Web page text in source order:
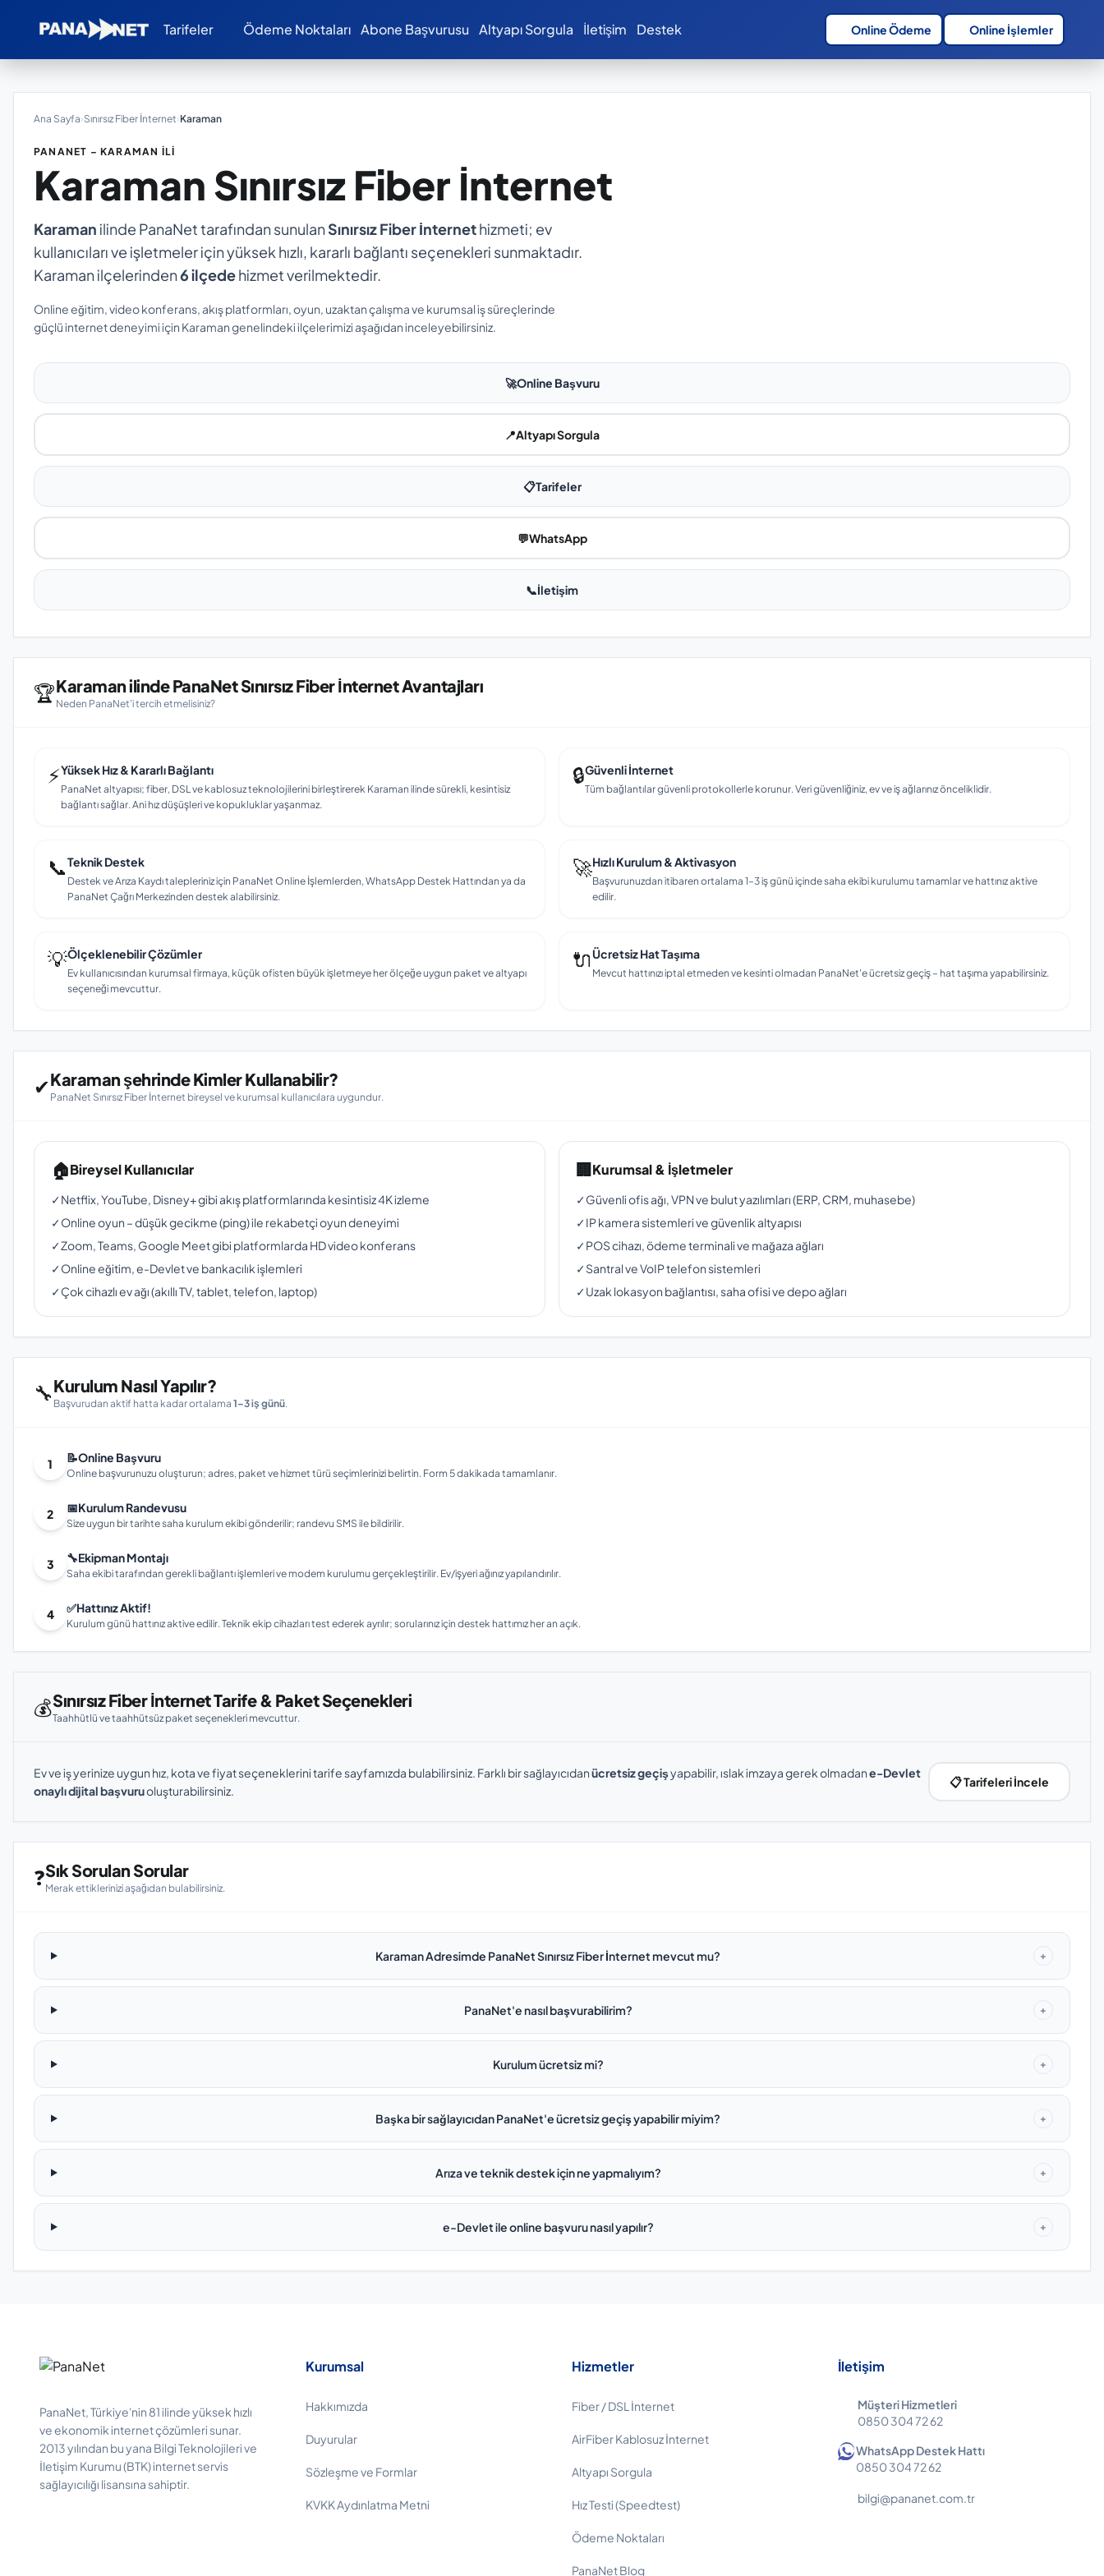
Tarifeler Ödeme Noktaları Abone Başvurusu Altyapı Sorgula İletişim Destek Online Ödeme Online İşlemler
Ana Sayfa›Sınırsız Fiber İnternet›Karaman
PANANET – KARAMAN İLI
KaramanSınırsız Fiber İnternet
Karaman ilinde PanaNet tarafından sunulanSınırsız Fiber İnternethizmeti; ev
kullanıcıları ve işletmeler için yüksek hızlı, kararlı bağlantı seçenekleri sunmaktadır.
Karaman ilçelerinden6 ilçedehizmet verilmektedir.
Online eğitim, video konferans, akış platformları, oyun, uzaktan çalışma ve kurumsal iş süreçlerinde
güçlü internet deneyimi için Karaman genelindeki ilçelerimizi aşağıdan inceleyebilirsiniz.
🚀Online Başvuru
📍Altyapı Sorgula
📋Tarifeler
💬WhatsApp
📞İletişim
🏆Karaman ilinde PanaNet Sınırsız Fiber İnternet Avantajları
Neden PanaNet'i tercih etmelisiniz?
⚡Yüksek Hız & Kararlı Bağlantı
PanaNet altyapısı; fiber, DSL ve kablosuz teknolojilerini birleştirerek Karaman ilinde sürekli, kesintisiz
bağlantı sağlar. Ani hız düşüşleri ve kopukluklar yaşanmaz.
🔒Güvenli İnternet
Tüm bağlantılar güvenli protokollerle korunur. Veri güvenliğiniz, ev ve iş ağlarınız önceliklidir.
📞Teknik Destek
Destek ve Arıza Kaydı talepleriniz için PanaNet Online İşlemlerden, WhatsApp Destek Hattından ya da
PanaNet Çağrı Merkezinden destek alabilirsiniz.
🚀Hızlı Kurulum & Aktivasyon
Başvurunuzdan itibaren ortalama 1–3 iş günü içinde saha ekibi kurulumu tamamlar ve hattınız aktive
edilir.
💡Ölçeklenebilir Çözümler
Ev kullanıcısından kurumsal firmaya, küçük ofisten büyük işletmeye her ölçeğe uygun paket ve altyapı
seçeneği mevcuttur.
🔌Ücretsiz Hat Taşıma
Mevcut hattınızı iptal etmeden ve kesinti olmadan PanaNet'e ücretsiz geçiş – hat taşıma yapabilirsiniz.
✔Karaman şehrinde Kimler Kullanabilir?
PanaNet Sınırsız Fiber İnternet bireysel ve kurumsal kullanıcılara uygundur.
🏠Bireysel Kullanıcılar
✓Netflix, YouTube, Disney+ gibi akış platformlarında kesintisiz 4K izleme
✓Online oyun – düşük gecikme (ping) ile rekabetçi oyun deneyimi
✓Zoom, Teams, Google Meet gibi platformlarda HD video konferans
✓Online eğitim, e-Devlet ve bankacılık işlemleri
✓Çok cihazlı ev ağı (akıllı TV, tablet, telefon, laptop)
🏢Kurumsal & İşletmeler
✓Güvenli ofis ağı, VPN ve bulut yazılımları (ERP, CRM, muhasebe)
✓IP kamera sistemleri ve güvenlik altyapısı
✓POS cihazı, ödeme terminali ve mağaza ağları
✓Santral ve VoIP telefon sistemleri
✓Uzak lokasyon bağlantısı, saha ofisi ve depo ağları
🔧Kurulum Nasıl Yapılır?
Başvurudan aktif hatta kadar ortalama 1–3 iş günü.
1 📝Online Başvuru
Online başvurunuzu oluşturun; adres, paket ve hizmet türü seçimlerinizi belirtin. Form 5 dakikada tamamlanır.
2 📅Kurulum Randevusu
Size uygun bir tarihte saha kurulum ekibi gönderilir; randevu SMS ile bildirilir.
3 🔧Ekipman Montajı
Saha ekibi tarafından gerekli bağlantı işlemleri ve modem kurulumu gerçekleştirilir. Ev/işyeri ağınız yapılandırılır.
4 ✅Hattınız Aktif!
Kurulum günü hattınız aktive edilir. Teknik ekip cihazları test ederek ayrılır; sorularınız için destek hattımız her an açık.
💰Sınırsız Fiber İnternet Tarife & Paket Seçenekleri
Taahhütlü ve taahhütsüz paket seçenekleri mevcuttur.
Ev ve iş yerinize uygun hız, kota ve fiyat seçeneklerini tarife sayfamızda bulabilirsiniz. Farklı bir sağlayıcıdanücretsiz geçişyapabilir, ıslak imzaya gerek olmadane-Devlet
onaylı dijital başvuruoluşturabilirsiniz.
📋 Tarifeleri İncele
❓Sık Sorulan Sorular
Merak ettiklerinizi aşağıdan bulabilirsiniz.
Karaman Adresimde PanaNet Sınırsız Fiber İnternet mevcut mu? +
PanaNet'e nasıl başvurabilirim? +
Kurulum ücretsiz mi? +
Başka bir sağlayıcıdan PanaNet'e ücretsiz geçiş yapabilir miyim? +
Arıza ve teknik destek için ne yapmalıyım? +
e-Devlet ile online başvuru nasıl yapılır? +
PanaNet, Türkiye'nin 81 ilinde yüksek hızlı
ve ekonomik internet çözümleri sunar.
2013 yılından bu yana Bilgi Teknolojileri ve
İletişim Kurumu (BTK) internet servis
sağlayıcılığı lisansına sahiptir.
Kurumsal
Hakkımızda
Duyurular
Sözleşme ve Formlar
KVKK Aydınlatma Metni
Hizmetler
Fiber / DSL İnternet
AirFiber Kablosuz İnternet
Altyapı Sorgula
Hız Testi (Speedtest)
Ödeme Noktaları
PanaNet Blog
İletişim
Müşteri Hizmetleri
0850 304 72 62
WhatsApp Destek Hattı
0850 304 72 62
bilgi@pananet.com.tr